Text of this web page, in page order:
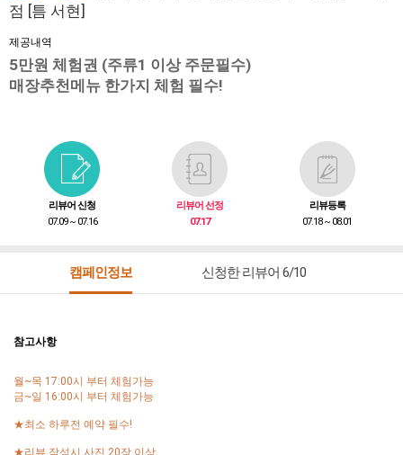
점 [틈 서현]
제공내역
5만원 체험권 (주류1 이상 주문필수)
매장추천메뉴 한가지 체험 필수!
리뷰어 신청
07.09 ~ 07.16
리뷰어 선정
07.17
리뷰등록
07.18 ~ 08.01
캠페인정보 신청한 리뷰어 6/10
참고사항
월~목 17:00시 부터 체험가능
금~일 16:00시 부터 체험가능
★최소 하루전 예약 필수!
★리뷰 작성시 사진 20장 이상